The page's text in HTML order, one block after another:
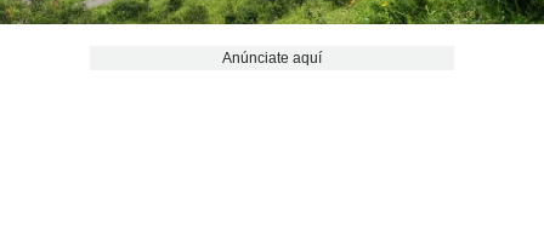
Anúnciate aquí